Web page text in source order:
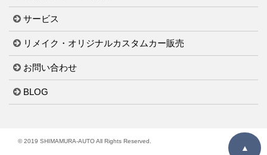
サービス
リメイク・オリジナルカスタムカー販売
お問い合わせ
BLOG
© 2019 SHIMAMURA-AUTO All Rights Reserved.
▲